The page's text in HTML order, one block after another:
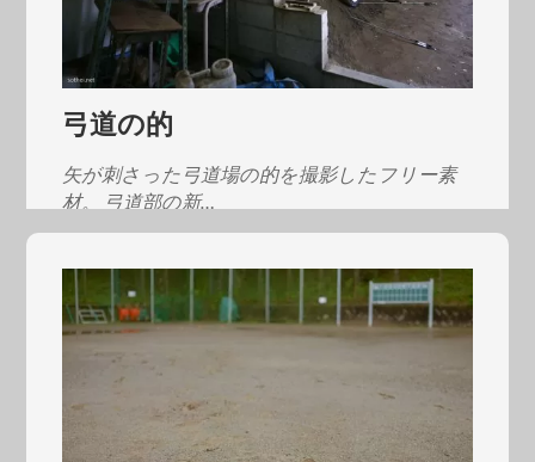
弓道の的
矢が刺さった弓道場の的を撮影したフリー素
材。 弓道部の新…